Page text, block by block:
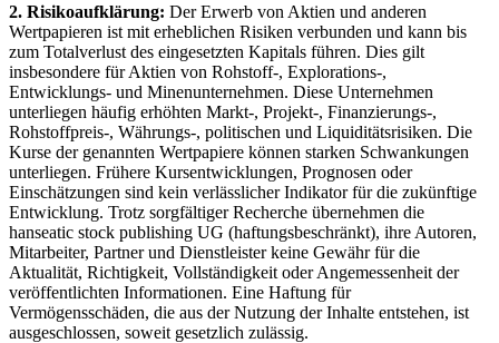
2. Risikoaufklärung: Der Erwerb von Aktien und anderen
Wertpapieren ist mit erheblichen Risiken verbunden und kann bis
zum Totalverlust des eingesetzten Kapitals führen. Dies gilt
insbesondere für Aktien von Rohstoff-, Explorations-,
Entwicklungs- und Minenunternehmen. Diese Unternehmen
unterliegen häufig erhöhten Markt-, Projekt-, Finanzierungs-,
Rohstoffpreis-, Währungs-, politischen und Liquiditätsrisiken. Die
Kurse der genannten Wertpapiere können starken Schwankungen
unterliegen. Frühere Kursentwicklungen, Prognosen oder
Einschätzungen sind kein verlässlicher Indikator für die zukünftige
Entwicklung. Trotz sorgfältiger Recherche übernehmen die
hanseatic stock publishing UG (haftungsbeschränkt), ihre Autoren,
Mitarbeiter, Partner und Dienstleister keine Gewähr für die
Aktualität, Richtigkeit, Vollständigkeit oder Angemessenheit der
veröffentlichten Informationen. Eine Haftung für
Vermögensschäden, die aus der Nutzung der Inhalte entstehen, ist
ausgeschlossen, soweit gesetzlich zulässig.